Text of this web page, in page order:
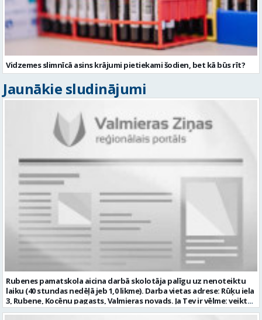
Vidzemes slimnīcā asins krājumi pietiekami šodien, bet kā būs rīt?
Jaunākie sludinājumi
Rubenes pamatskola aicina darbā skolotāja palīgu uz nenoteiktu
laiku (40 stundas nedēļā jeb 1,0 likme). Darba vietas adrese: Rūķu iela
3, Rubene, Kocēnu pagasts, Valmieras novads. Ja Tev ir vēlme: veikt
bērnu aprūpi ikdienā; sadarboties ar grupas skolotājām, sniegt